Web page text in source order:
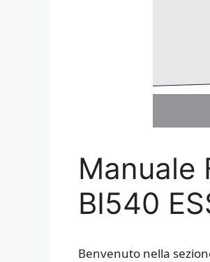
Manuale
BI540
Benvenuto nella